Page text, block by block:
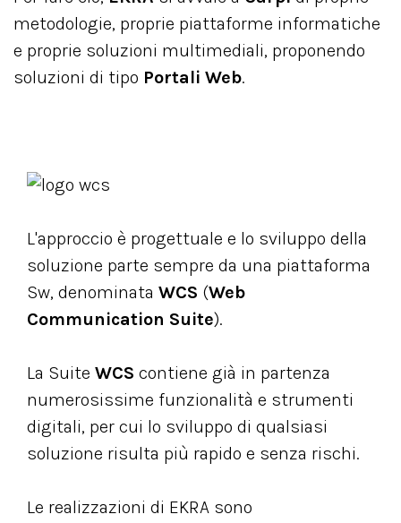
metodologie, proprie piattaforme informatiche
e proprie soluzioni multimediali, proponendo
soluzioni di tipo Portali Web.
L'approccio è progettuale e lo sviluppo della
soluzione parte sempre da una piattaforma
Sw, denominata WCS (Web
Communication Suite).
La Suite WCS contiene già in partenza
numerosissime funzionalità e strumenti
digitali, per cui lo sviluppo di qualsiasi
soluzione risulta più rapido e senza rischi.
Le realizzazioni di EKRA sono